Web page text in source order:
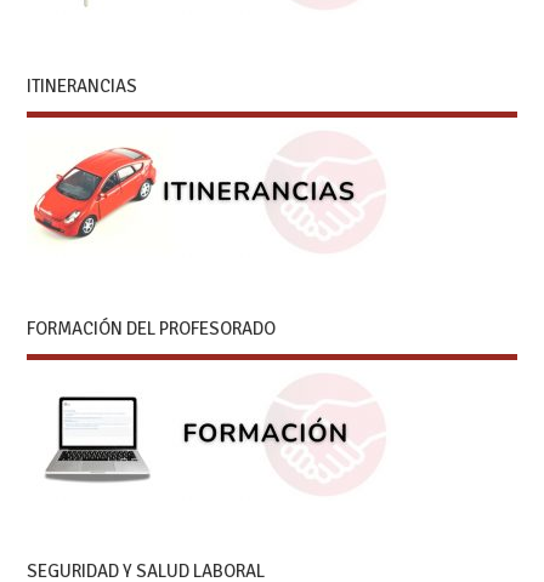
ITINERANCIAS
FORMACIÓN DEL PROFESORADO
SEGURIDAD Y SALUD LABORAL